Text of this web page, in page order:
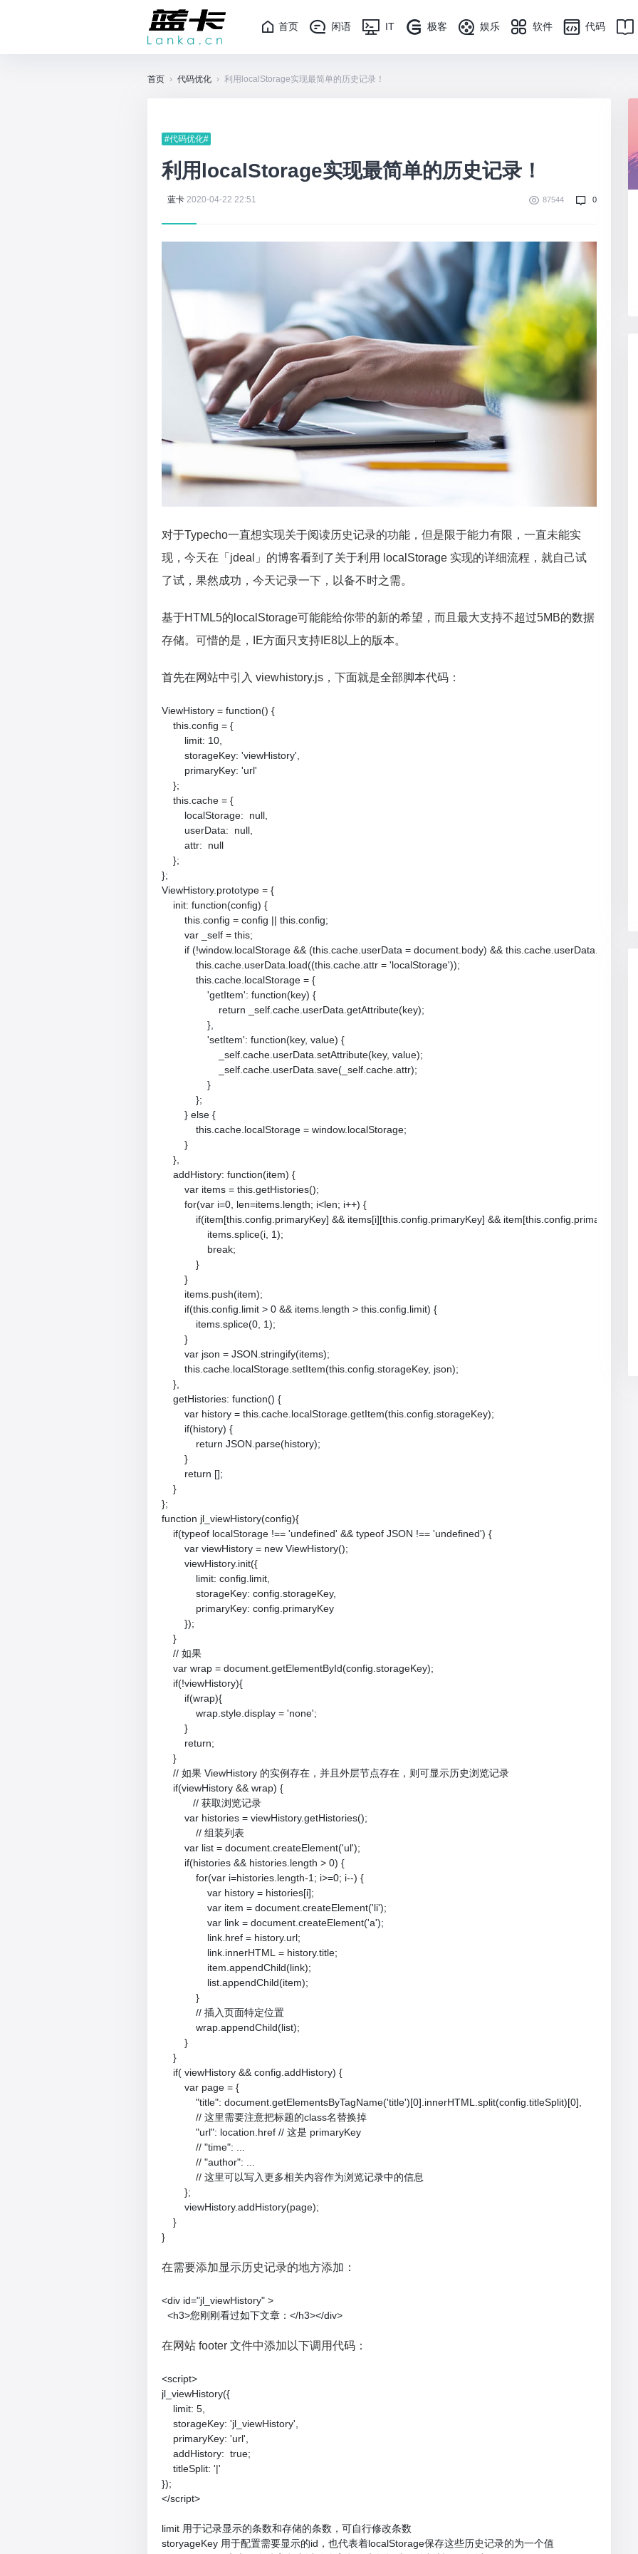
首页 闲语 IT 极客 娱乐 软件 代码
首页 › 代码优化 › 利用localStorage实现最简单的历史记录！
#代码优化#
利用localStorage实现最简单的历史记录！
蓝卡 2020-04-22 22:51 87544 0
对于Typecho一直想实现关于阅读历史记录的功能，但是限于能力有限，一直未能实
现，今天在「jdeal」的博客看到了关于利用 localStorage 实现的详细流程，就自己试
了试，果然成功，今天记录一下，以备不时之需。
基于HTML5的localStorage可能能给你带的新的希望，而且最大支持不超过5MB的数据
存储。可惜的是，IE方面只支持IE8以上的版本。
首先在网站中引入 viewhistory.js，下面就是全部脚本代码：
ViewHistory = function() {
this.config = {
limit: 10,
storageKey: 'viewHistory',
primaryKey: 'url'
};
this.cache = {
localStorage:  null,
userData:  null,
attr:  null
};
};
ViewHistory.prototype = {
init: function(config) {
this.config = config || this.config;
var _self = this;
if (!window.localStorage && (this.cache.userData = document.body) &&
this.cache.userData.load((this.cache.attr = 'localStorage'));
this.cache.localStorage = {
'getItem': function(key) {
return _self.cache.userData.getAttribute(key);
},
'setItem': function(key, value) {
_self.cache.userData.setAttribute(key, value);
_self.cache.userData.save(_self.cache.attr);
}
};
} else {
this.cache.localStorage = window.localStorage;
}
},
addHistory: function(item) {
var items = this.getHistories();
for(var i=0, len=items.length; i<len; i++) {
if(item[this.config.primaryKey] && items[i][this.config.primaryKey] && item[this.config.primaryKey]
items.splice(i, 1);
break;
}
}
items.push(item);
if(this.config.limit > 0 && items.length > this.config.limit) {
items.splice(0, 1);
}
var json = JSON.stringify(items);
this.cache.localStorage.setItem(this.config.storageKey, json);
},
getHistories: function() {
var history = this.cache.localStorage.getItem(this.config.storageKey);
if(history) {
return JSON.parse(history);
}
return [];
}
};
function jl_viewHistory(config){
if(typeof localStorage !== 'undefined' && typeof JSON !== 'undefined') {
var viewHistory = new ViewHistory();
viewHistory.init({
limit: config.limit,
storageKey: config.storageKey,
primaryKey: config.primaryKey
});
}
// 如果
var wrap = document.getElementById(config.storageKey);
if(!viewHistory){
if(wrap){
wrap.style.display = 'none';
}
return;
}
// 如果 ViewHistory 的实例存在，并且外层节点存在，则可显示历史浏览记录
if(viewHistory && wrap) {
// 获取浏览记录
var histories = viewHistory.getHistories();
// 组装列表
var list = document.createElement('ul');
if(histories && histories.length > 0) {
for(var i=histories.length-1; i>=0; i--) {
var history = histories[i];
var item = document.createElement('li');
var link = document.createElement('a');
link.href = history.url;
link.innerHTML = history.title;
item.appendChild(link);
list.appendChild(item);
}
// 插入页面特定位置
wrap.appendChild(list);
}
}
if( viewHistory && config.addHistory) {
var page = {
"title": document.getElementsByTagName('title')[0].innerHTML.split(config.titleSplit)[0],
// 这里需要注意把标题的class名替换掉
"url": location.href // 这是 primaryKey
// "time": ...
// "author": ...
// 这里可以写入更多相关内容作为浏览记录中的信息
};
viewHistory.addHistory(page);
}
}
在需要添加显示历史记录的地方添加：
<div id="jl_viewHistory" >
<h3>您刚刚看过如下文章：</h3></div>
在网站 footer 文件中添加以下调用代码：
<script>
jl_viewHistory({
limit: 5,
storageKey: 'jl_viewHistory',
primaryKey: 'url',
addHistory:  true;
titleSplit: '|'
});
</script>
limit 用于记录显示的条数和存储的条数，可自行修改条数
storyageKey 用于配置需要显示的id，也代表着localStorage保存这些历史记录的为一个值